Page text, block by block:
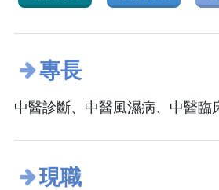
專長
中醫診斷、中醫風濕病、中醫臨
現職